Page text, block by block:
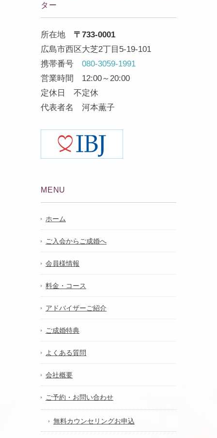
ター
所在地 〒733-0001
広島市西区大芝2丁目5-19-101
携帯番号 080-3059-1991
営業時間 12:00～20:00
定休日 不定休
代表者名 河本薫子
MENU
ホーム
ご入会からご成婚へ
会員様情報
料金・コース
アドバイザーご紹介
ご成婚特典
よくある質問
会社概要
ご予約・お問い合わせ
無料カウンセリングお申込